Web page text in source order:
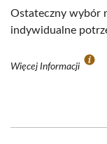
Ostateczny wybór
indywidualne
Więcej Informacji